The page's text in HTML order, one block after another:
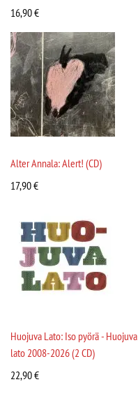
16,90€
Alter Annala: Alert! (CD)
17,90€
Huojuva Lato: Iso pyörä - Huojuva
lato 2008-2026 (2 CD)
22,90€